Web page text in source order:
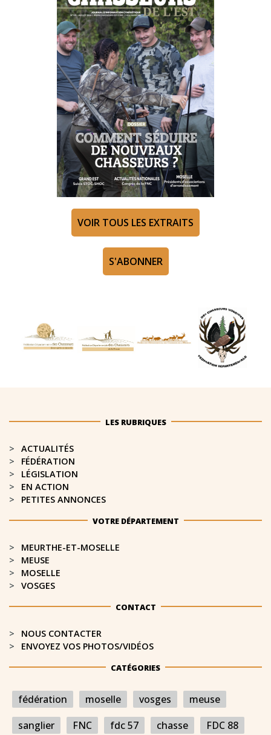
VOIR TOUS LES EXTRAITS
S'ABONNER
LES RUBRIQUES
ACTUALITÉS
FÉDÉRATION
LÉGISLATION
EN ACTION
PETITES ANNONCES
VOTRE DÉPARTEMENT
MEURTHE-ET-MOSELLE​
MEUSE
MOSELLE
VOSGES
CONTACT
NOUS CONTACTER
ENVOYEZ VOS PHOTOS/VIDÉOS
CATÉGORIES
fédération moselle vosges
meuse
sanglier
FNC fdc 57 chasse FDC 88